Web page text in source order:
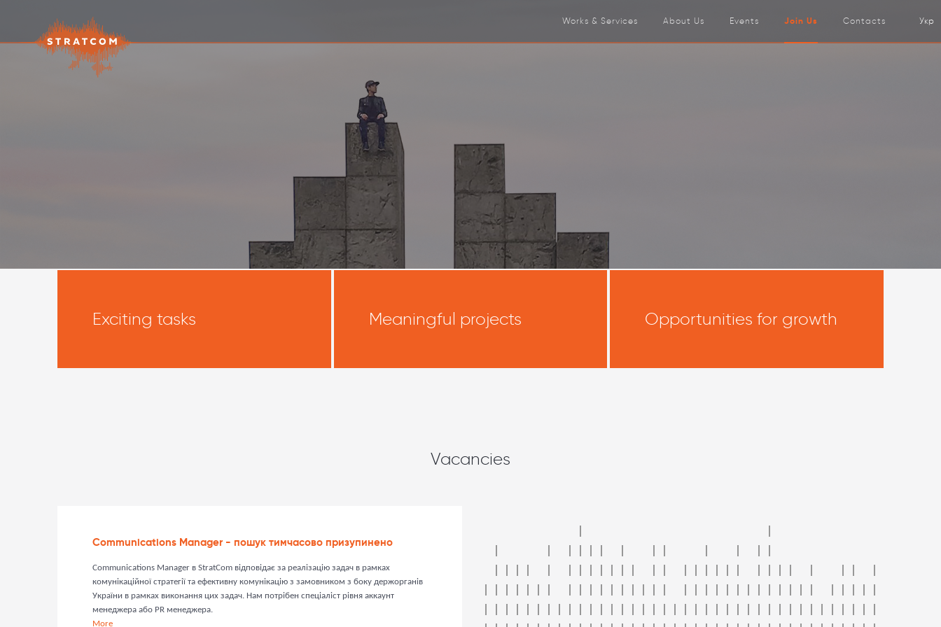
Works & Services About Us Events Join Us Contacts Укр
Exciting tasks Meaningful projects Opportunities for growth
Vacancies
Communications Manager - пошук тимчасово призупинено
Communications Manager в StratCom відповідає за реалізацію задач в рамках
комунікаційної стратегії та ефективну комунікацію з замовником з боку держорганів
України в рамках виконання цих задач. Нам потрібен спеціаліст рівня аккаунт
менеджера або PR менеджера.
More